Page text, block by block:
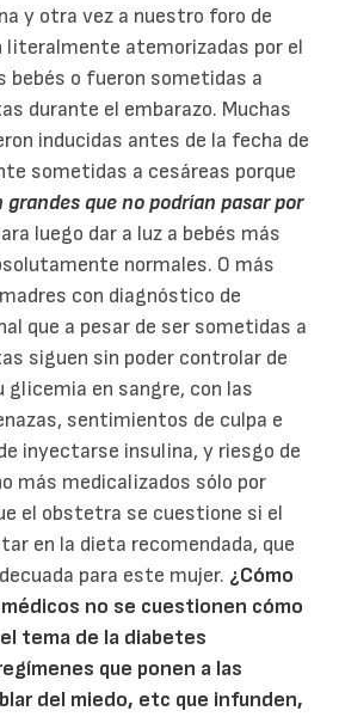
y otra vez a nuestro foro de
literalmente atemorizadas por el
bebés o fueron sometidas a
durante el embarazo. Muchas
inducidas antes de la fecha de
sometidas a cesáreas porque
grandes que no podrían pasar por
luego dar a luz a bebés más
normales. O más
con diagnóstico de
que a pesar de ser sometidas a
siguen sin poder controlar de
glicemia en sangre, con las
sentimientos de culpa e
inyectarse insulina, y riesgo de
más medicalizados sólo por
el obstetra se cuestione si el
en la dieta recomendada, que
para este mujer. ¿Cómo
no se cuestionen cómo
tema de la diabetes
que ponen a las
del miedo, etc que infunden,